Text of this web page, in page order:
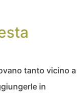
tanto vicino a
in